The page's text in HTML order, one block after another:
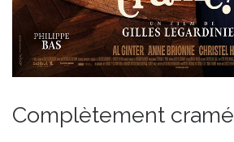
Complètement cramé